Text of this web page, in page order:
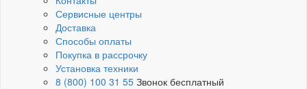
Сервисные центры
Доставка
Способы оплаты
Покупка в рассрочку
Установка техники
8 (800) 100 31 55 Звонок бесплатный